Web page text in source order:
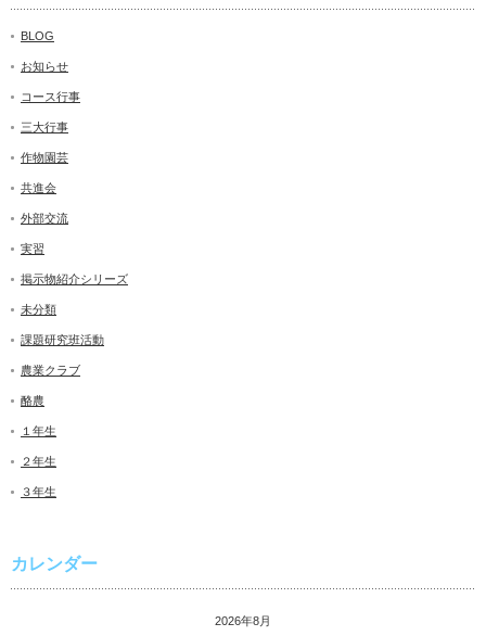
BLOG
お知らせ
コース行事
三大行事
作物園芸
共進会
外部交流
実習
掲示物紹介シリーズ
未分類
課題研究班活動
農業クラブ
酪農
１年生
２年生
３年生
カレンダー
2026年8月